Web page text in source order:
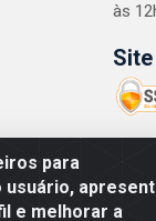
para
usuário,
e melhorar a
às
LTDA - CNPJ: